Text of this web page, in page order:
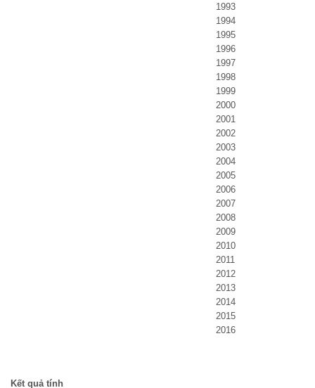
1993
1994
1995
1996
1997
1998
1999
2000
2001
2002
2003
2004
2005
2006
2007
2008
2009
2010
2011
2012
2013
2014
2015
2016
Kết quả tính